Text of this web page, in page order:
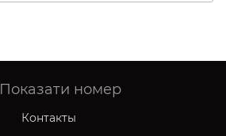
Показати номер
Контакты